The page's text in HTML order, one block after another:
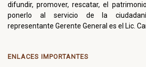
difundir, promover, rescatar, el
ponerlo al servicio de la
representante Gerente General es el Lic.
ENLACES IMPORTANTES